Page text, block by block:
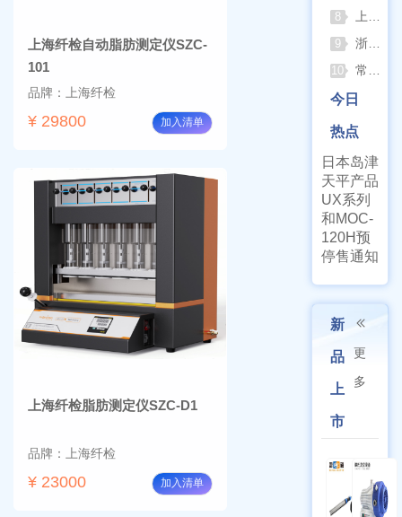
上海纤检自动脂肪测定仪SZC-
101
品牌：上海纤检
¥ 29800 加入清单
上海纤检脂肪测定仪SZC-D1
品牌：上海纤检
¥ 23000 加入清单
8 上海申安灭菌器外排、内排与干燥功能全解析
9 浙江孚夏：打造合规可靠的实验室洁净装备
10 常熟雪科实验室制冰机日常保养要点
今日
热点
日本岛津
天平产品
UX系列
和MOC-
120H预
停售通知
新
品
上
市
更
多